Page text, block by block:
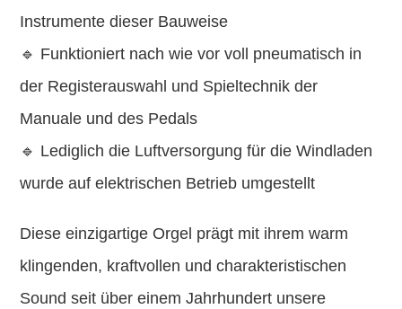
Instrumente dieser Bauweise
🔹 Funktioniert nach wie vorvoll pneumatisch in
der Registerauswahl und Spieltechnik der
Manuale und des Pedals
🔹 Lediglich die Luftversorgung für die Windladen
wurde aufelektrischen Betrieb umgestellt
Diese einzigartige Orgel prägt mit ihremwarm
klingenden, kraftvollen und charakteristischen
Sound seit über einem Jahrhundert unsere